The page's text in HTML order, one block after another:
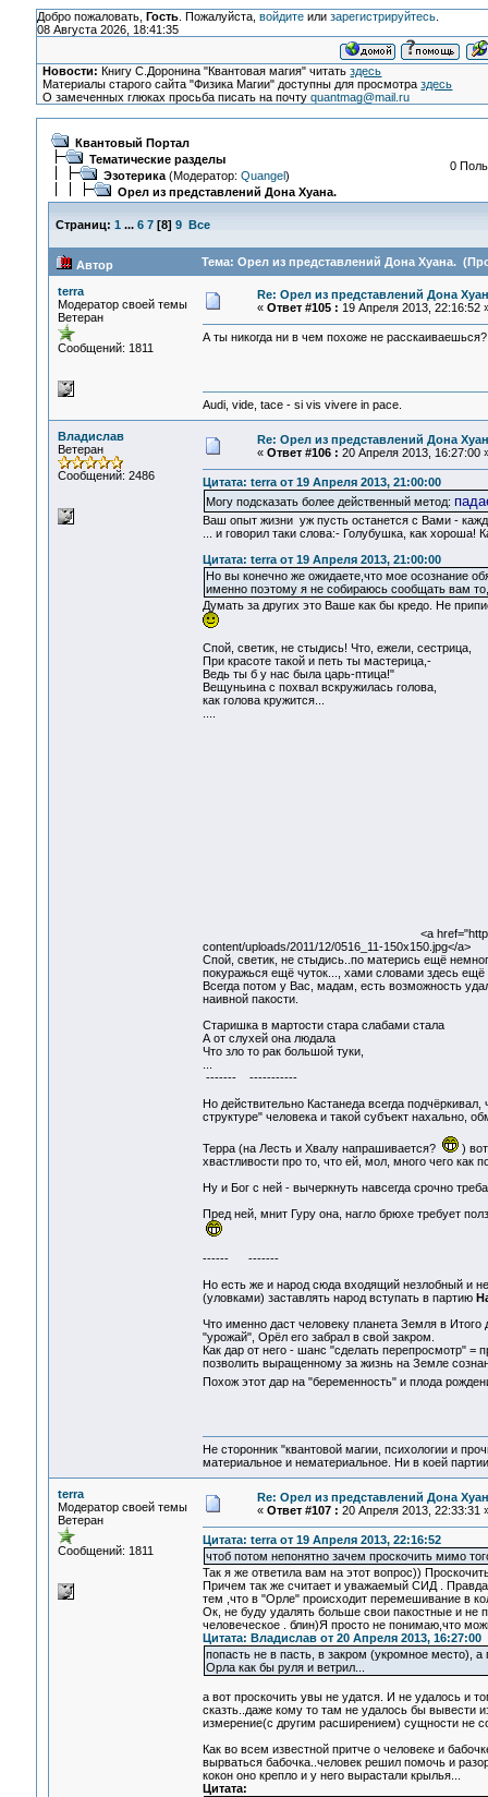
Добро пожаловать, Гость. Пожалуйста, войдитеили зарегистрируйтесь.
08 Августа 2026, 18:41:35
Новости: Книгу С.Доронина "Квантовая магия" читатьздесь
Материалы старого сайта "Физика Магии" доступны для просмотраздесь
О замеченных глюках просьба писать на почтуquantmag@mail.ru
Квантовый Портал
Тематические разделы
Эзотерика(Модератор: Quangel)
Орел из представлений Дона Хуана.
0
Страниц: 1 ... 6 7[8] 9 Все
Автор Тема: Орел из представлений Дона Хуана.
terra
Модератор своей темы
Ветеран
Сообщений: 1811
Re: Орел из представлений Дона
« Ответ #105 : 19 Апреля 2013, 22:16:52
А ты никогда ни в чем похоже не расскаиваешься?
Audi, vide, tace - si vis vivere in pace.
Владислав
Ветеран
Сообщений: 2486
Re: Орел из представлений Дона
« Ответ #106 : 20 Апреля 2013, 16:27:00
Цитата: terra от 19 Апреля 2013, 21:00:00
Могу подсказать более действенный метод:
Ваш опыт жизни уж пусть останется с Вами -
... и говорил таки слова:- Голубушка, как
Цитата: terra от 19 Апреля 2013, 21:00:00
Но вы конечно же ожидаете,что мое осознание
именно поэтому я не собираюсь сообщать вам
Думать за других это Ваше как бы кредо. Не
Спой, светик, не стыдись! Что, ежели, сестрица,
При красоте такой и петь ты мастерица,-
Ведь ты б у нас была царь-птица!"
Вещуньина с похвал вскружилась голова,
как голова кружится...
<a
content/uploads/2011/12/0516_11-150x150.jpg</a>
Спой, светик, не стыдись..по матерись ещё
покуражься ещё чуток..., хами словами здесь ещё
Всегда потом у Вас, мадам, есть возможность
наивной пакости.
Старишка в мартости стара слабами стала
А от слухей она людала
Что зло то рак большой туки,
------- -----------
Но действительно Кастанеда всегда
структуре" человека и такой субъект нахально,
Терра (на Лесть и Хвалу напрашивается?
) вот
хвастливости про то, что ей, мол, много чего как
Ну и Бог с ней - вычеркнуть навсегда срочно
Пред ней, мнит Гуру она, нагло брюхе требует
------ -------
Но есть же и народ сюда входящий незлобный и
(уловками) заставлять народ вступать в партию
Что именно даст человеку планета Земля в
"урожай", Орёл его забрал в свой закром.
Как дар от него - шанс "сделать перепросмотр" =
позволить выращенному за жизнь на Земле
Похож этот дар на "беременность" и плода
Не сторонник "квантовой магии, психологии и
материальное и нематериальное. Ни в коей
terra
Модератор своей темы
Ветеран
Сообщений: 1811
Re: Орел из представлений Дона
« Ответ #107 : 20 Апреля 2013, 22:33:31
Цитата: terra от 19 Апреля 2013, 22:16:52
чтоб потом непонятно зачем проскочить мимо
Так я же ответила вам на этот вопрос))
Причем так же считает и уважаемый СИД .
тем ,что в "Орле" происходит перемешивание в
Ок, не буду удалять больше свои пакостные и
человеческое . блин)Я просто не понимаю,что
Цитата: Владислав от 20 Апреля 2013, 16:27:00
попасть не в пасть, в закром (укромное место),
Орла как бы руля и ветрил...
а вот проскочить увы не удатся. И не удалось и
сказть..даже кому то там не удалось бы вывести
измерение(с другим расширением) сущности не
Как во всем известной притче о человеке и
вырваться бабочка..человек решил помочь и
кокон оно крепло и у него вырастали крылья...
Цитата: